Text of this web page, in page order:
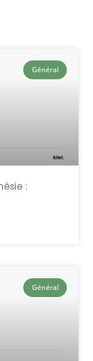
Général
:
Général